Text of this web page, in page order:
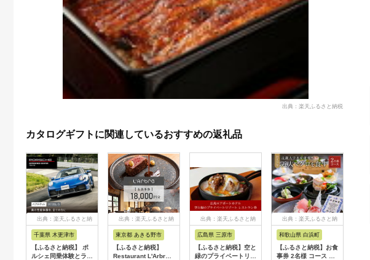
出典：楽天ふるさと納税
カタログギフトに関連しているおすすめの返礼品
出典：楽天ふるさと納
千葉県 木更津市
【ふるさと納税】 ポ
ルシェ同乗体験とラン
出典：楽天ふるさと納
東京都 あきる野市
【ふるさと納税】
Restaurant L'Arbre
出典：楽天ふるさと納
広島県 三原市
【ふるさと納税】空と
緑のプライベートリゾ
出典：楽天ふるさと納
和歌山県 白浜町
【ふるさと納税】お食
事券 2名様 コース 近
焼